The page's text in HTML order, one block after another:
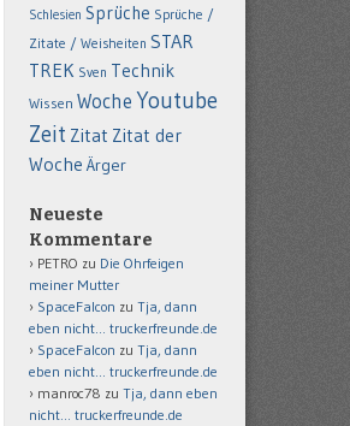
Schlesien Sprüche Sprüche /
Zitate / Weisheiten STAR
TREK Sven Technik
Wissen Woche Youtube
Zeit Zitat Zitat der
Woche Ärger
Neueste
Kommentare
PETRO zu Die Ohrfeigen
meiner Mutter
SpaceFalcon zu Tja, dann
eben nicht… truckerfreunde.de
SpaceFalcon zu Tja, dann
eben nicht… truckerfreunde.de
manroc78 zu Tja, dann eben
nicht… truckerfreunde.de